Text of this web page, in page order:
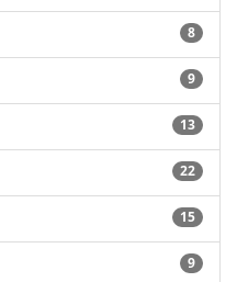
8
9
13
22
15
9